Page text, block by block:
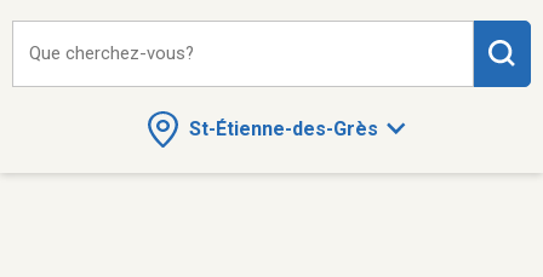
St-Étienne-des-Grès
Que cherchez-vous?